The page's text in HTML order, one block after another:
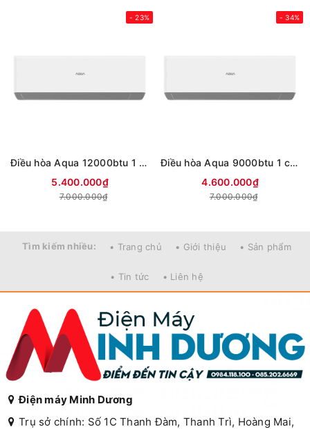
- 23%
Điều hòa Aqua 12000btu 1 chiều AQA-R13PC
5.400.000₫
7.000.000₫
- 34%
Điều hòa Aqua 9000btu 1 chiều AQA-R10PC
4.600.000₫
7.000.000₫
Tìm kiếm nhiều: • Trang chủ • Giới thiệu • Sản phẩm
• Tin tức • Liên hệ
Điện máy Minh Dương
Trụ sở chính: Số 1C Thanh Đàm, Thanh Trì, Hoàng Mai,